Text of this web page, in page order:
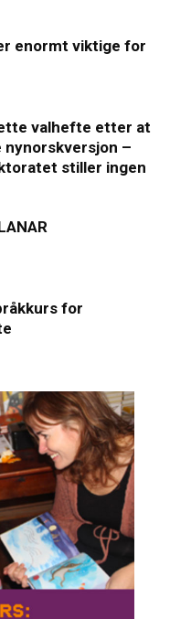
enormt viktige for
valhefte etter at
–
stiller ingen
for